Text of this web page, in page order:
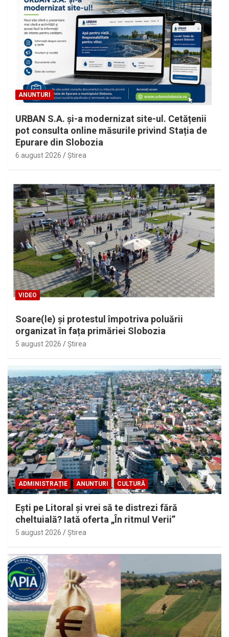
ANUNTURI
URBAN S.A. și-a modernizat site-ul. Cetățenii
pot consulta online măsurile privind Stația de
Epurare din Slobozia
6 august 2026 Ştirea
VIDEO
Soare(le) și protestul împotriva poluării
organizat în fața primăriei Slobozia
5 august 2026 Ştirea
ADMINISTRAȚIE ANUNTURI CULTURĂ
Eşti pe Litoral şi vrei să te distrezi fără
cheltuială? Iată oferta „În ritmul Verii”
5 august 2026 Ştirea